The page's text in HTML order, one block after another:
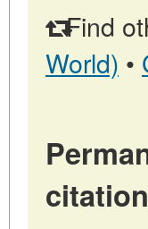
Find
World) •